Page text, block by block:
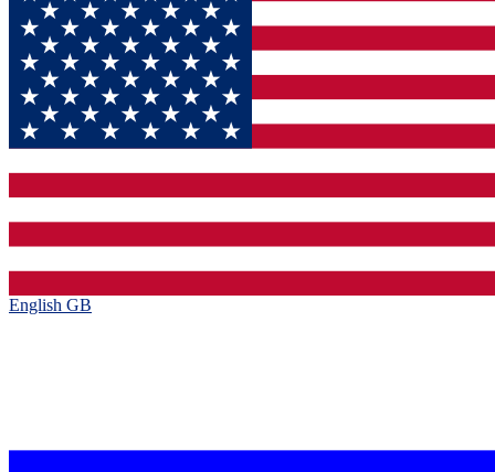
English GB‎